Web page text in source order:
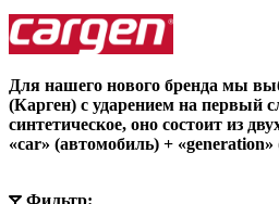
Для нашего нового бренда мы
(Карген) с ударением на первый
синтетическое, оно состоит из
«car» (автомобиль) + «generation»
Фильтр: